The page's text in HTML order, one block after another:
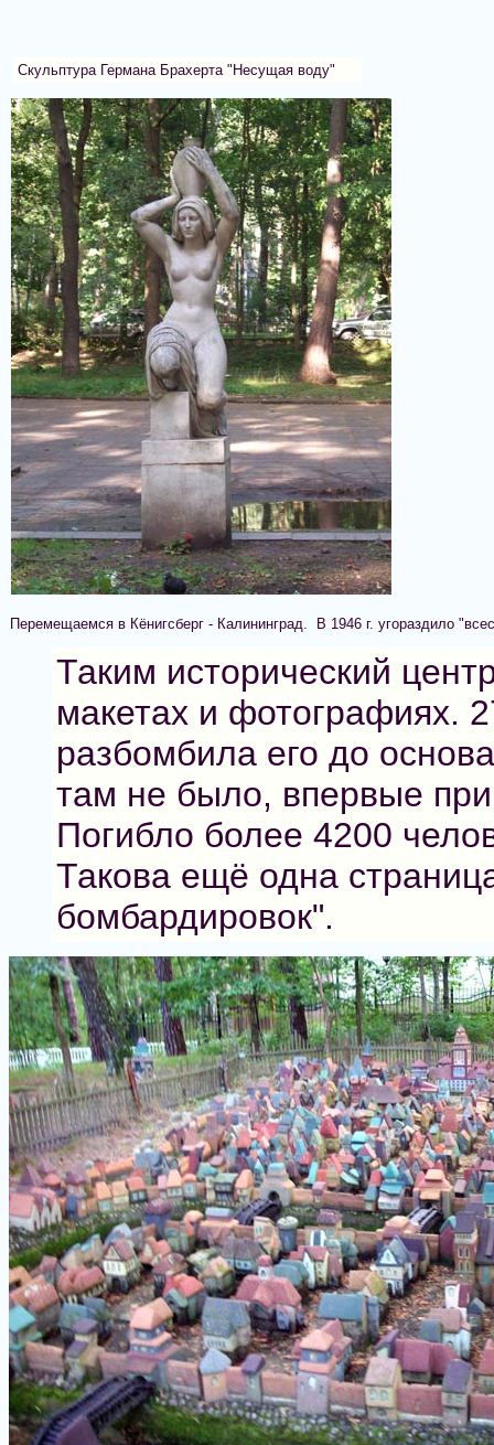
Скульптура Германа Брахерта "Несущая воду"
Перемещаемся в Кёнигсберг - Калининград. В 1946 г. угораздило
Таким исторический
макетах и фотографиях.
разбомбила его до
там не было, впервые
Погибло более 4200
Такова ещё одна
бомбардировок".